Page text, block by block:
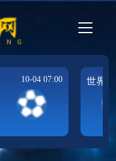
10-04 07:00 世界杯